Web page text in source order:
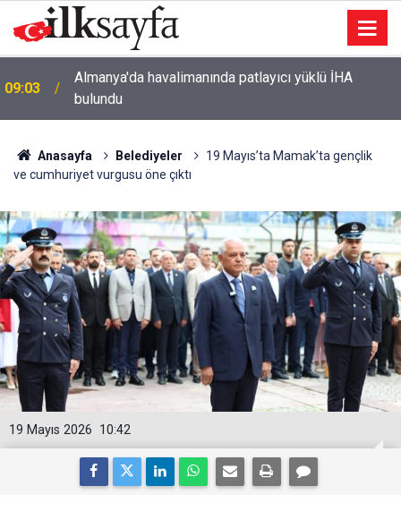
09:03
Almanya'da havalimanında patlayıcı yüklü İHA
bulundu
Anasayfa Belediyeler
19 Mayıs’ta Mamak’ta gençlik
ve cumhuriyet vurgusu öne çıktı
10:42
19 Mayıs 2026